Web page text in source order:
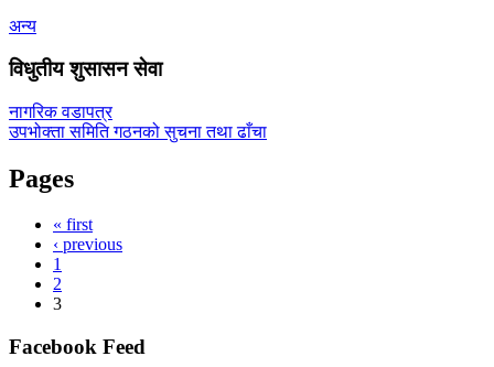
अन्य
विधुतीय शुसासन सेवा
नागरिक वडापत्र
उपभोक्ता समिति गठनको सुचना तथा ढाँचा
Pages
« first
‹ previous
1
2
3
Facebook Feed